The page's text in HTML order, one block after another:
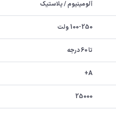
آلومینیوم / پلاستیک
100-250 ولت
تا 60 درجه
A+
25000